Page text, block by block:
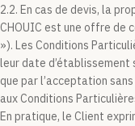
2.2. En cas de devis, la
CHOUIC est une offre de
»). Les Conditions
leur date d’établissement
que par l’acceptation
aux Conditions
En pratique, le Client